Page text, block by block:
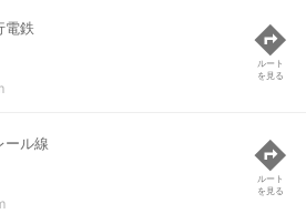
電鉄
ルート
を見る
ール線
ルート
を見る